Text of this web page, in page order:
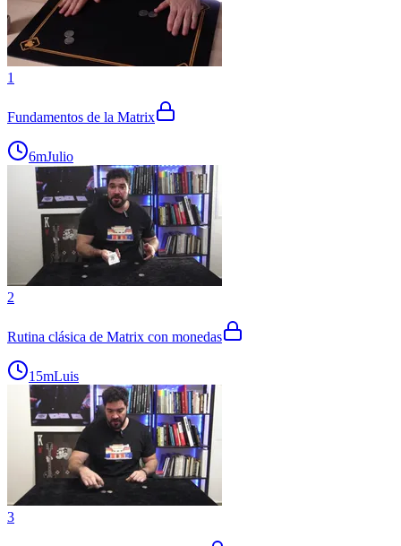
1
Fundamentos de la Matrix
6mJulio
2
Rutina clásica de Matrix con monedas
15mLuis
3